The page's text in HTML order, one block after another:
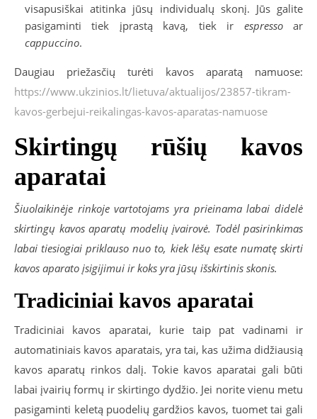
visapusiškai atitinka jūsų individualų skonį. Jūs galite
pasigaminti tiek įprastą kavą, tiek ir espressoar
cappuccino.
Daugiau priežasčių turėti kavos aparatą namuose:
https://www.ukzinios.lt/lietuva/aktualijos/23857-tikram-
kavos-gerbejui-reikalingas-kavos-aparatas-namuose
Skirtingų rūšių kavos
aparatai
Šiuolaikinėje rinkoje vartotojams yra prieinama labai didelė
skirtingų kavos aparatų modelių įvairovė. Todėl pasirinkimas
labai tiesiogiai priklauso nuo to, kiek lėšų esate numatę skirti
kavos aparato įsigijimui ir koks yra jūsų išskirtinis skonis.
Tradiciniai kavos aparatai
Tradiciniai kavos aparatai, kurie taip pat vadinami ir
automatiniais kavos aparatais, yra tai, kas užima didžiausią
kavos aparatų rinkos dalį. Tokie kavos aparatai gali būti
labai įvairių formų ir skirtingo dydžio. Jei norite vienu metu
pasigaminti keletą puodelių gardžios kavos, tuomet tai gali